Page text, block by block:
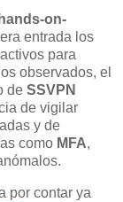
hands-on-
entrada los
para
observados, el
de SSVPN
de vigilar
y de
como MFA,
por contar ya